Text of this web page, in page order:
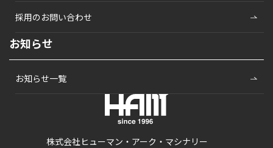
株式会社ヒューマン・アーク・マシナリー
採用のお問い合わせ
お知らせ
お知らせ一覧